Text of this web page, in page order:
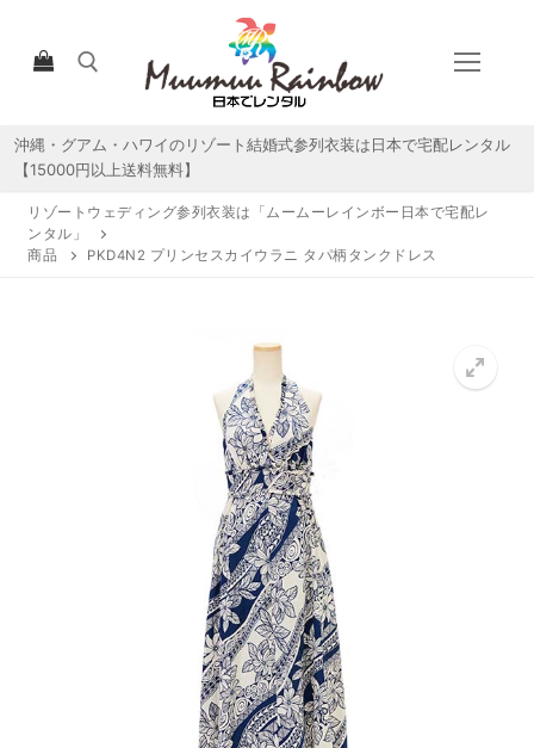
ツ
検索:
沖縄・グアム・ハワイのリゾート結婚式参列衣装は日本で宅配レンタル
【15000円以上送料無料】
HOME
宅配レンタルについて
宅配レンタル商品一覧
来店試着
お客様の声
お問い合わせ
来店レンタル
リゾートウェディング参列衣装は「ムームーレインボー日本で宅配レ
ンタル」
商品
PKD4N2 プリンセスカイウラニ タパ柄タンクドレス